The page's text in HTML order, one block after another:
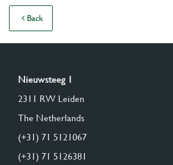
Back
Nieuwsteeg 1
2311 RW Leiden
The Netherlands
(+31) 71 5121067
(+31) 71 5126381